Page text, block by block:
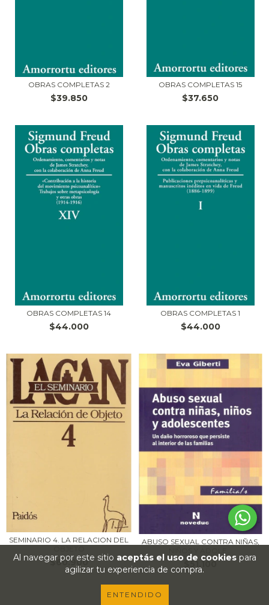
Al navegar por este sitio aceptás el uso de cookiespara
agilizar tu experiencia de compra.
ENTENDIDO
OBRAS COMPLETAS 2
$39.850
OBRAS COMPLETAS 15
$37.650
OBRAS COMPLETAS 14
$44.000
OBRAS COMPLETAS 1
$44.000
SEMINARIO 4. LA RELACION DEL
$60.900
ABUSO SEXUAL CONTRA NIÑAS,
$51.100